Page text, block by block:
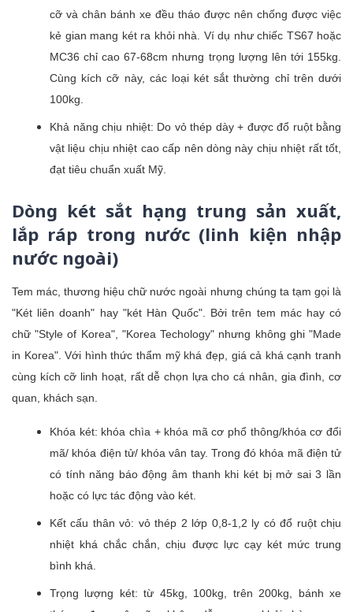
cỡ và chân bánh xe đều tháo được nên chống được việc
kẻ gian mang két ra khỏi nhà. Ví dụ như chiếc TS67 hoặc
MC36 chỉ cao 67-68cm nhưng trọng lượng lên tới 155kg.
Cùng kích cỡ này, các loại két sắt thường chỉ trên dưới
100kg.
Khả năng chịu nhiệt: Do vỏ thép dày + được đổ ruột bằng
vật liệu chịu nhiệt cao cấp nên dòng này chịu nhiệt rất tốt,
đạt tiêu chuẩn xuất Mỹ.
Dòng két sắt hạng trung sản xuất,
lắp ráp trong nước (linh kiện nhập
nước ngoài)
Tem mác, thương hiệu chữ nước ngoài nhưng chúng ta tạm gọi là
"Két liên doanh" hay "két Hàn Quốc". Bởi trên tem mác hay có
chữ "Style of Korea", "Korea Techology" nhưng không ghi "Made
in Korea". Với hình thức thẩm mỹ khá đẹp, giá cả khá cạnh tranh
cùng kích cỡ linh hoạt, rất dễ chọn lựa cho cá nhân, gia đình, cơ
quan, khách sạn.
Khóa két: khóa chìa + khóa mã cơ phổ thông/khóa cơ đổi
mã/ khóa điện tử/ khóa vân tay. Trong đó khóa mã điện tử
có tính năng báo động âm thanh khi két bị mở sai 3 lần
hoặc có lực tác động vào két.
Kết cấu thân vỏ: vỏ thép 2 lớp 0,8-1,2 ly có đổ ruột chịu
nhiệt khá chắc chắn, chịu được lực cạy két mức trung
bình khá.
Trọng lượng két: từ 45kg, 100kg, trên 200kg, bánh xe